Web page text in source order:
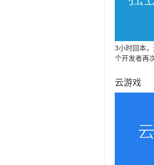
3小时回本
个开发者再
云游戏